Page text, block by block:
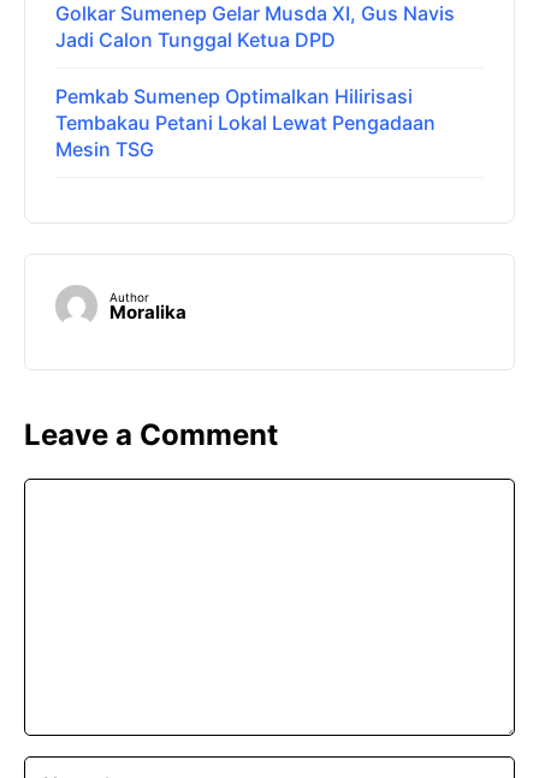
Golkar Sumenep Gelar Musda XI, Gus Navis
Jadi Calon Tunggal Ketua DPD
Pemkab Sumenep Optimalkan Hilirisasi
Tembakau Petani Lokal Lewat Pengadaan
Mesin TSG
Author
Moralika
Leave a Comment